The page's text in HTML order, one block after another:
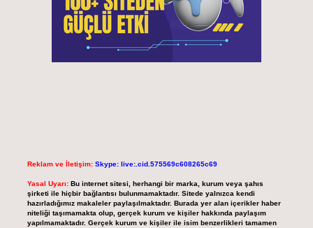
Reklam ve İletişim: Skype: live:.cid.575569c608265c69
Yasal Uyarı: Bu internet sitesi, herhangi bir marka, kurum veya şahıs
şirketi ile hiçbir bağlantısı bulunmamaktadır. Sitede yalnızca kendi
hazırladığımız makaleler paylaşılmaktadır. Burada yer alan içerikler haber
niteliği taşımamakta olup, gerçek kurum ve kişiler hakkında paylaşım
yapılmamaktadır. Gerçek kurum ve kişiler ile isim benzerlikleri tamamen